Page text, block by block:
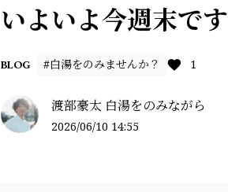
いよいよ今週末です
BLOG #白湯をのみませんか？ 1
渡部豪太 白湯をのみながら
2026/06/10 14:55